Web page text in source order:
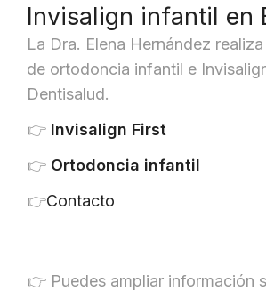
Invisalign infantil en
La Dra. Elena Hernández
de ortodoncia infantil e
Dentisalud.
👉 Invisalign First
👉 Ortodoncia infantil
👉Contacto
👉 Puedes ampliar información